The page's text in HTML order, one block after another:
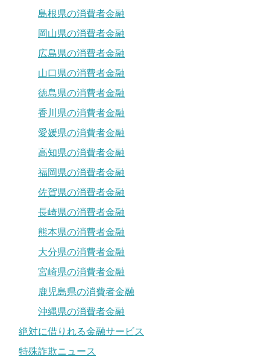
島根県の消費者金融
岡山県の消費者金融
広島県の消費者金融
山口県の消費者金融
徳島県の消費者金融
香川県の消費者金融
愛媛県の消費者金融
高知県の消費者金融
福岡県の消費者金融
佐賀県の消費者金融
長崎県の消費者金融
熊本県の消費者金融
大分県の消費者金融
宮崎県の消費者金融
鹿児島県の消費者金融
沖縄県の消費者金融
絶対に借りれる金融サービス
特殊詐欺ニュース